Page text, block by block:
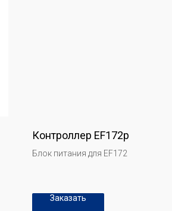
Контроллер EF172p
Блок питания для EF172
Заказать